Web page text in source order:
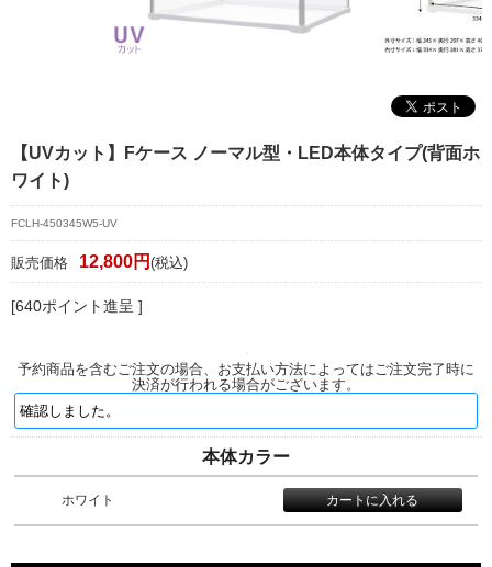
定商取引法に基づく表記
【UVカット】Fケース ノーマル型・LED本体タイプ(背面ホ
ワイト)
FCLH-450345W5-UV
販売価格 12,800円 (税込)
[640ポイント進呈 ]
予約商品を含むご注文の場合、お支払い方法によってはご注文完了時に
決済が行われる場合がございます。
本体カラー
ホワイト